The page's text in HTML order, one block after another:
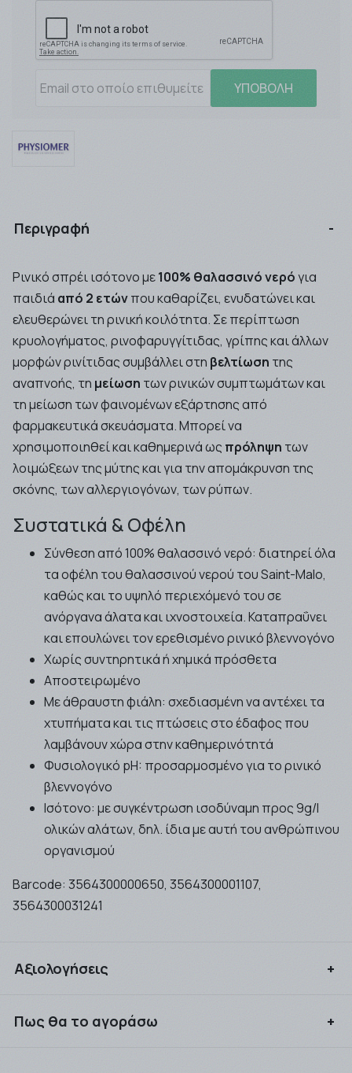
ΥΠΟΒΟΛΗ
Περιγραφή
Ρινικό σπρέι ισότονο με100% θαλασσινό νερόγια
παιδιά από 2 ετώνπου καθαρίζει, ενυδατώνει και
ελευθερώνει τη ρινική κοιλότητα. Σε περίπτωση
κρυολογήματος, ρινοφαρυγγίτιδας, γρίπης και άλλων
μορφών ρινίτιδας συμβάλλει στη βελτίωση της
αναπνοής, τη μείωση των ρινικών συμπτωμάτων και
τη μείωση των φαινομένων εξάρτησης από
φαρμακευτικά σκευάσματα. Μπορεί να
χρησιμοποιηθεί και καθημερινά ως πρόληψη των
λοιμώξεων της μύτης και για την απομάκρυνση της
σκόνης, των αλλεργιογόνων, των ρύπων.
Συστατικά & Οφέλη
Σύνθεση από 100% θαλασσινό νερό: διατηρεί όλα
τα οφέλη του θαλασσινού νερού του Saint-Malo,
καθώς και το υψηλό περιεχόμενό του σε
ανόργανα άλατα και ιχνοστοιχεία. Καταπραΰνει
και επουλώνει τον ερεθισμένο ρινικό βλεννογόνο
Χωρίς συντηρητικά ή χημικά πρόσθετα
Αποστειρωμένο
Με άθραυστη φιάλη: σχεδιασμένη να αντέχει τα
χτυπήματα και τις πτώσεις στο έδαφος που
λαμβάνουν χώρα στην καθημερινότητά
Φυσιολογικό pH: προσαρμοσμένο για το ρινικό
βλεννογόνο
Ισότονο: με συγκέντρωση ισοδύναμη προς 9g/l
ολικών αλάτων, δηλ. ίδια με αυτή του ανθρώπινου
οργανισμού
Barcode: 3564300000650, 3564300001107,
3564300031241
Αξιολογήσεις
Πως θα το αγοράσω